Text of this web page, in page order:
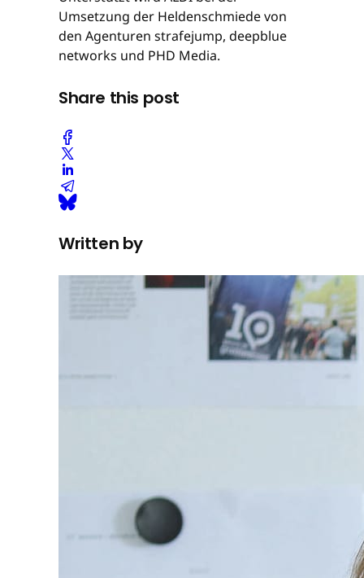
Umsetzung der Heldenschmiede von
den Agenturen strafejump, deepblue
networks und PHD Media.
Share this post
Written by